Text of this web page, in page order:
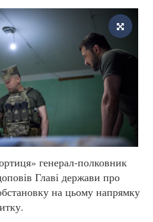
генерал-полковник
Главі держави про
на цьому напрямку